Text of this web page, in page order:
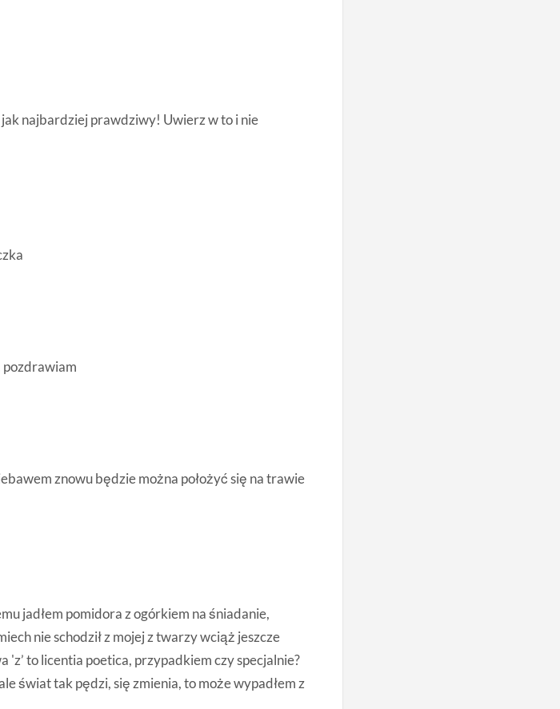
najbardziej prawdziwy! Uwierz w to i nie
pozdrawiam
znowu będzie można położyć się na trawie
jadłem pomidora z ogórkiem na śniadanie,
nie schodził z mojej z twarzy wciąż jeszcze
'z’ to licentia poetica, przypadkiem czy specjalnie?
świat tak pędzi, się zmienia, to może wypadłem z